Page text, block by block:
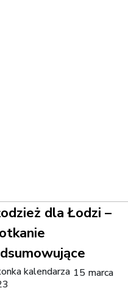
dla Łodzi –
15 marca